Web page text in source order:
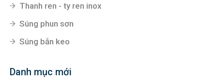
Thanh ren - ty ren inox
Súng phun sơn
Súng bắn keo
Danh mục mới